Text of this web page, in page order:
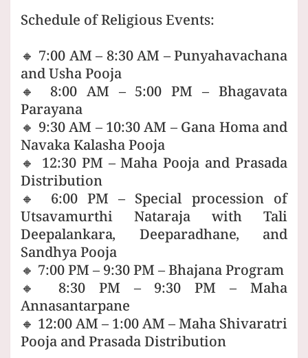
Schedule of Religious Events:
🔸 7:00 AM – 8:30 AM – Punyahavachana
and Usha Pooja
🔸 8:00 AM – 5:00 PM – Bhagavata
Parayana
🔸 9:30 AM – 10:30 AM – Gana Homa and
Navaka Kalasha Pooja
🔸 12:30 PM – Maha Pooja and Prasada
Distribution
🔸 6:00 PM – Special procession of
Utsavamurthi Nataraja with Tali
Deepalankara, Deeparadhane, and
Sandhya Pooja
🔸 7:00 PM – 9:30 PM – Bhajana Program
🔸 8:30 PM – 9:30 PM – Maha
Annasantarpane
🔸 12:00 AM – 1:00 AM – Maha Shivaratri
Pooja and Prasada Distribution